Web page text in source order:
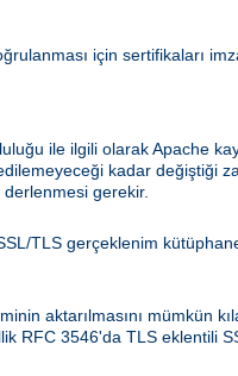
için sertifikaları
ile ilgili olarak Apache
kadar değiştiği
gerekir.
TLS gerçeklenim
aktarılmasını mümkün
RFC 3546'da TLS eklentili